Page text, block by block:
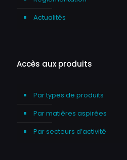
Actualités
Accès aux produits
Par types de produits
Par matières aspirées
Par secteurs d’activité